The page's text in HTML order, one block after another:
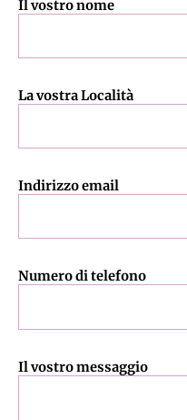
Il vostro nome
La vostra Località
Indirizzo email
Numero di telefono
Il vostro messaggio